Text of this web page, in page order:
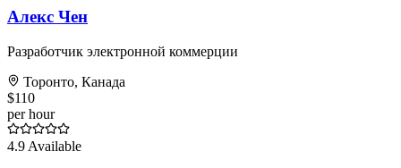
Алекс Чен
Разработчик электронной коммерции
Торонто, Канада
$110
per hour
4.9 Available